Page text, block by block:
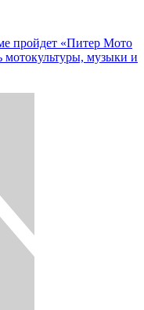
пройдет «Питер Мото
музыки и